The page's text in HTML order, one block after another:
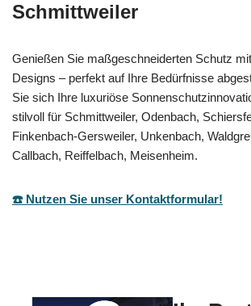
Schmittweiler
Genießen Sie maßgeschneiderten Schutz
Designs – perfekt auf Ihre Bedürfnisse
Sie sich Ihre luxuriöse
stilvoll für Schmittweiler, Odenbach,
Finkenbach-Gersweiler, Unkenbach,
Callbach, Reiffelbach, Meisenheim.
☎️ Nutzen Sie unser Kontaktformular!